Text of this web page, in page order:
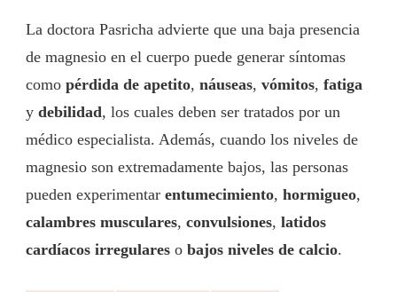
La doctora Pasricha advierte que una baja presencia
de magnesio en el cuerpo puede generar síntomas
como pérdida de apetito, náuseas, vómitos, fatiga
y debilidad, los cuales deben ser tratados por un
médico especialista. Además, cuando los niveles de
magnesio son extremadamente bajos, las personas
pueden experimentar entumecimiento, hormigueo,
calambres musculares, convulsiones, latidos
cardíacos irregulares o bajos niveles de calcio.